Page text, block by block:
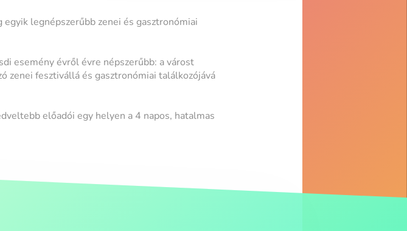
legnépszerűbb zenei és gasztronómiai
esemény évről évre népszerűbb: a várost
zenei fesztivállá és gasztronómiai találkozójává
előadói egy helyen a 4 napos, hatalmas